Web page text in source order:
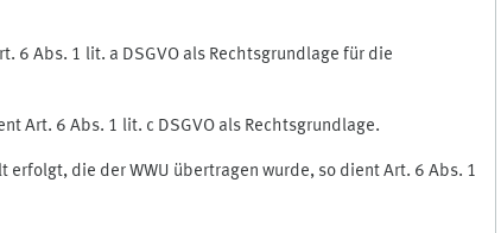
6 Abs. 1 lit. a DSGVO als Rechtsgrundlage für die
Art. 6 Abs. 1 lit. c DSGVO als Rechtsgrundlage.
die der WWU übertragen wurde, so dient Art. 6 Abs. 1